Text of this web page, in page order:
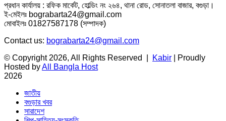
প্রধান কার্যালয় : রফিক মার্কেট, হোল্ডিং নং ২৬৪, থানা রোড, সোনাতলা বাজার, বগুড়া।
ই-মেইলঃ bograbarta24@gmail.com
মোবাইলঃ 01827587178 (সম্পাদক)
Contact us: bograbarta24@gmail.com
© Copyright 2026, All Rights Reserved |
Kabir | Proudly
Hosted byAll Bangla Host
2026
জাতীয়
বগুড়ার খবর
সারাদেশ